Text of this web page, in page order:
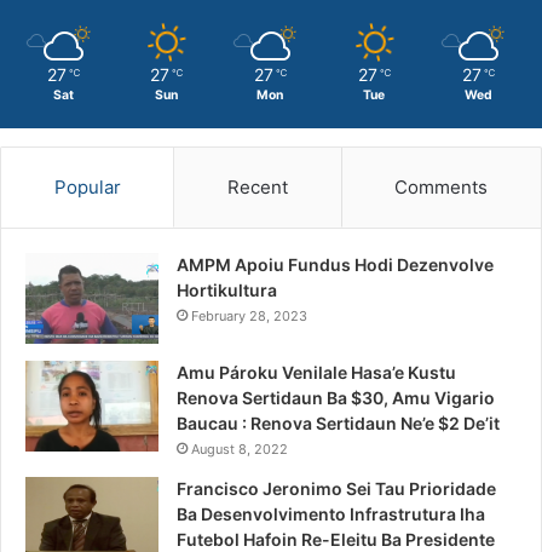
27 ℃
Sat
27 ℃
Sun
27 ℃
Mon
27 ℃
Tue
27 ℃
Wed
Popular Recent Comments
AMPM Apoiu Fundus Hodi Dezenvolve
Hortikultura
February 28, 2023
Amu Pároku Venilale Hasa’e Kustu
Renova Sertidaun Ba $30, Amu Vigario
Baucau : Renova Sertidaun Ne’e $2 De’it
August 8, 2022
Francisco Jeronimo Sei Tau Prioridade
Ba Desenvolvimento Infrastrutura Iha
Futebol Hafoin Re-Eleitu Ba Presidente